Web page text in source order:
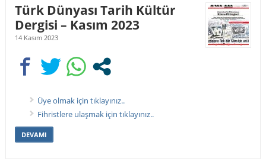
Türk Dünyası Tarih Kültür
Dergisi – Kasım 2023
14 Kasım 2023
Üye olmak için tıklayınız..
Fihristlere ulaşmak için tıklayınız..
DEVAMI